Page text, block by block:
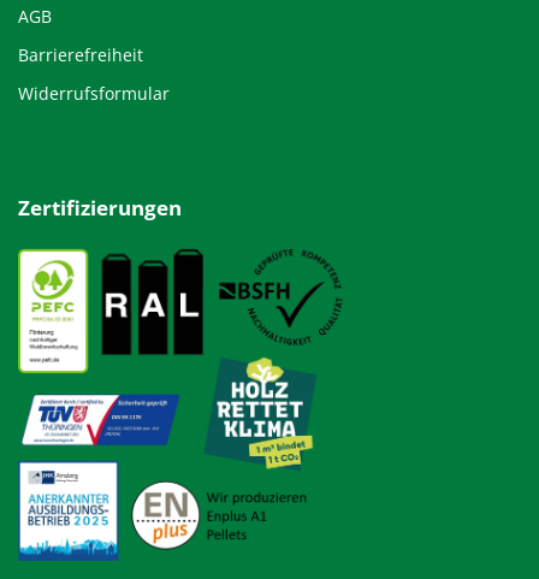
AGB
Barrierefreiheit
Widerrufsformular
Zertifizierungen